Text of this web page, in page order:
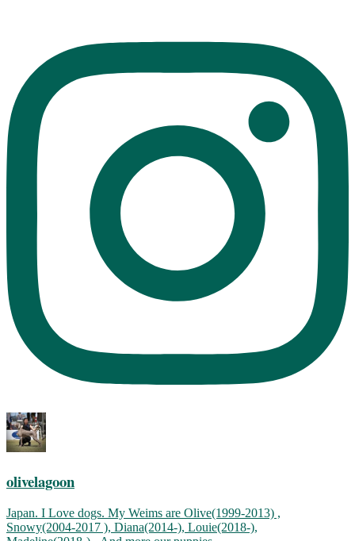
olivelagoon
Japan. I Love dogs. My Weims are Olive(1999-2013) ,
Snowy(2004-2017 ), Diana(2014-), Louie(2018-),